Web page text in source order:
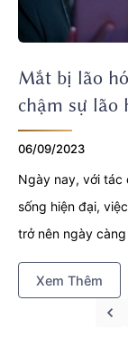
Mắt bị lão
chậm sự lão
06/09/2023
Ngày nay, với tác
sống hiện đại,
trở nên ngày
bộ phận quan
quanh. Tuy
trường có thể
Xem Thêm